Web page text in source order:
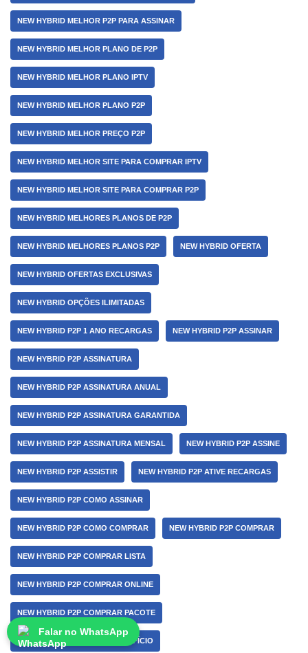
NEW HYBRID MELHOR P2P PARA ASSINAR
NEW HYBRID MELHOR PLANO DE P2P
NEW HYBRID MELHOR PLANO IPTV
NEW HYBRID MELHOR PLANO P2P
NEW HYBRID MELHOR PREÇO P2P
NEW HYBRID MELHOR SITE PARA COMPRAR IPTV
NEW HYBRID MELHOR SITE PARA COMPRAR P2P
NEW HYBRID MELHORES PLANOS DE P2P
NEW HYBRID MELHORES PLANOS P2P NEW HYBRID OFERTA
NEW HYBRID OFERTAS EXCLUSIVAS
NEW HYBRID OPÇÕES ILIMITADAS
NEW HYBRID P2P 1 ANO RECARGAS NEW HYBRID P2P ASSINAR
NEW HYBRID P2P ASSINATURA
NEW HYBRID P2P ASSINATURA ANUAL
NEW HYBRID P2P ASSINATURA GARANTIDA
NEW HYBRID P2P ASSINATURA MENSAL NEW HYBRID P2P ASSINE
NEW HYBRID P2P ASSISTIR NEW HYBRID P2P ATIVE RECARGAS
NEW HYBRID P2P COMO ASSINAR
NEW HYBRID P2P COMO COMPRAR NEW HYBRID P2P COMPRAR
NEW HYBRID P2P COMPRAR LISTA
NEW HYBRID P2P COMPRAR ONLINE
NEW HYBRID P2P COMPRAR PACOTE
NEW HYBRID P2P CUSTO BENEFÍCIO
Falar no WhatsApp